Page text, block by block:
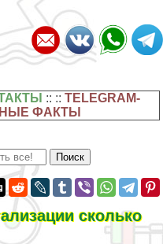
:: ::TELEGRAM-
ФАКТЫ
сколько